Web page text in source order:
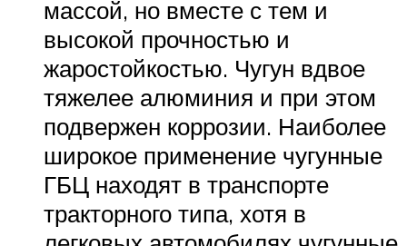
массой, но вместе с тем и
высокой прочностью и
жаростойкостью. Чугун вдвое
тяжелее алюминия и при этом
подвержен коррозии. Наиболее
широкое применение чугунные
ГБЦ находят в транспорте
тракторного типа, хотя в